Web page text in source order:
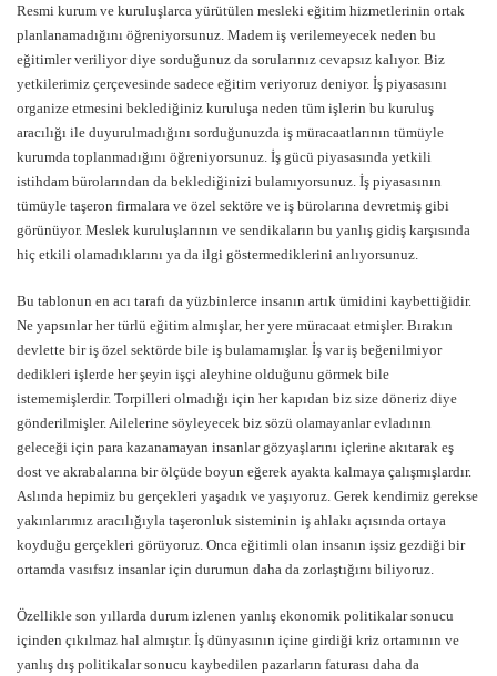
Resmi kurum ve kuruluşlarca yürütülen mesleki eğitim hizmetlerinin ortak
planlanamadığını öğreniyorsunuz. Madem iş verilemeyecek neden bu
eğitimler veriliyor diye sorduğunuz da sorularınız cevapsız kalıyor. Biz
yetkilerimiz çerçevesinde sadece eğitim veriyoruz deniyor. İş piyasasını
organize etmesini beklediğiniz kuruluşa neden tüm işlerin bu kuruluş
aracılığı ile duyurulmadığını sorduğunuzda iş müracaatlarının tümüyle
kurumda toplanmadığını öğreniyorsunuz. İş gücü piyasasında yetkili
istihdam bürolarından da beklediğinizi bulamıyorsunuz. İş piyasasının
tümüyle taşeron firmalara ve özel sektöre ve iş bürolarına devretmiş gibi
görünüyor. Meslek kuruluşlarının ve sendikaların bu yanlış gidiş karşısında
hiç etkili olamadıklarını ya da ilgi göstermediklerini anlıyorsunuz.
Bu tablonun en acı tarafı da yüzbinlerce insanın artık ümidini kaybettiğidir.
Ne yapsınlar her türlü eğitim almışlar, her yere müracaat etmişler. Bırakın
devlette bir iş özel sektörde bile iş bulamamışlar. İş var iş beğenilmiyor
dedikleri işlerde her şeyin işçi aleyhine olduğunu görmek bile
istememişlerdir. Torpilleri olmadığı için her kapıdan biz size döneriz diye
gönderilmişler. Ailelerine söyleyecek biz sözü olamayanlar evladının
geleceği için para kazanamayan insanlar gözyaşlarını içlerine akıtarak eş
dost ve akrabalarına bir ölçüde boyun eğerek ayakta kalmaya çalışmışlardır.
Aslında hepimiz bu gerçekleri yaşadık ve yaşıyoruz. Gerek kendimiz gerekse
yakınlarımız aracılığıyla taşeronluk sisteminin iş ahlakı açısında ortaya
koyduğu gerçekleri görüyoruz. Onca eğitimli olan insanın işsiz gezdiği bir
ortamda vasıfsız insanlar için durumun daha da zorlaştığını biliyoruz.
Özellikle son yıllarda durum izlenen yanlış ekonomik politikalar sonucu
içinden çıkılmaz hal almıştır. İş dünyasının içine girdiği kriz ortamının ve
yanlış dış politikalar sonucu kaybedilen pazarların faturası daha da